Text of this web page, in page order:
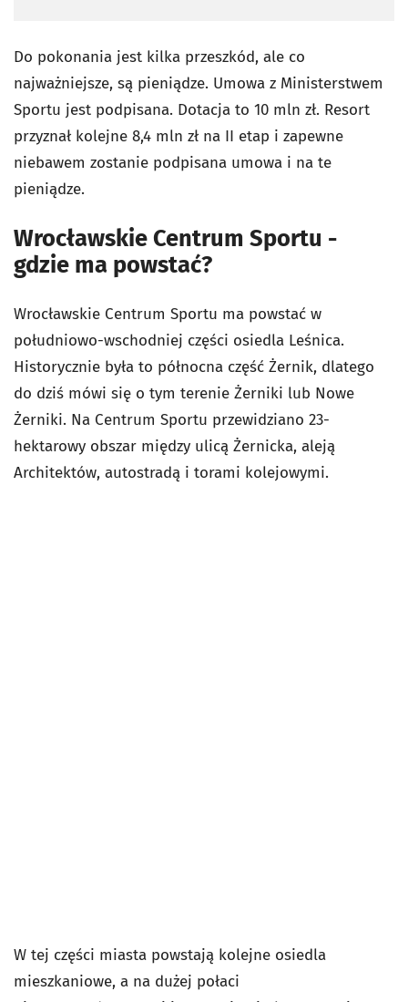
Do pokonania jest kilka przeszkód, ale co
najważniejsze, są pieniądze. Umowa z Ministerstwem
Sportu jest podpisana. Dotacja to 10 mln zł. Resort
przyznał kolejne 8,4 mln zł na II etap i zapewne
niebawem zostanie podpisana umowa i na te
pieniądze.
Wrocławskie Centrum Sportu -
gdzie ma powstać?
Wrocławskie Centrum Sportu ma powstać w
południowo-wschodniej części osiedla Leśnica.
Historycznie była to północna część Żernik, dlatego
do dziś mówi się o tym terenie Żerniki lub Nowe
Żerniki. Na Centrum Sportu przewidziano 23-
hektarowy obszar między ulicą Żernicka, aleją
Architektów, autostradą i torami kolejowymi.
W tej części miasta powstają kolejne osiedla
mieszkaniowe, a na dużej połaci